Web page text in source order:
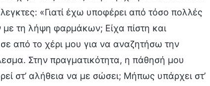
«Γιατί έχω υποφέρει από τόσο πολλές
με τη λήψη φαρμάκων; Είχα πίστη και
από το χέρι μου για να αναζητήσω την
Στην πραγματικότητα, η πάθησή μου
στ’ αλήθεια να με σώσει; Μήπως υπάρχει στ’